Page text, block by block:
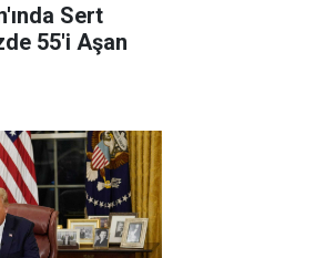
Sert
55'i Aşan